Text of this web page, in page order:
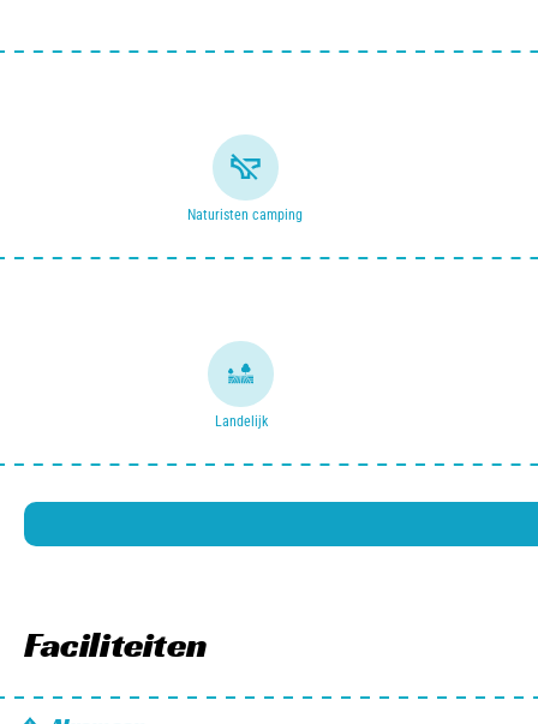
Naturisten camping
Landelijk
Faciliteiten